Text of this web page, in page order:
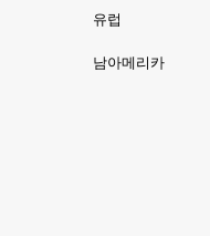
유럽
남아메리카